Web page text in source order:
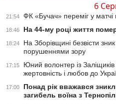
6
21:54 ФК «Бучач» переміг у
18:46 На 44-му році життя
18:24
На Зборівщині безвісти
порушеннями зору
17:15
Юний волонтер із
жертовність і любов до
17:00
Понад рік вважався
загибель воїна з